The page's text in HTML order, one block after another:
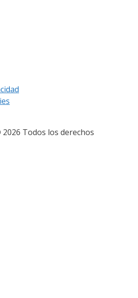
Todos los derechos